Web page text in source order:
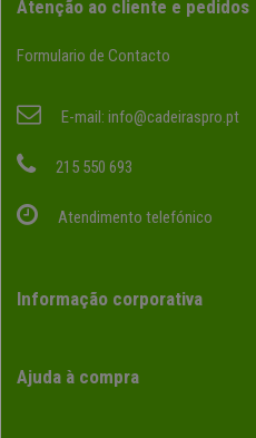
Atenção ao cliente e pedidos
Formulario de Contacto
E-mail: info@cadeiraspro.pt
215 550 693
Atendimento telefónico
Informação corporativa
Ajuda à compra